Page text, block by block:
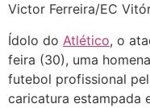
Victor Ferreira/EC
Ídolo do Atlético, o
feira (30), uma
futebol profissional
caricatura estampada